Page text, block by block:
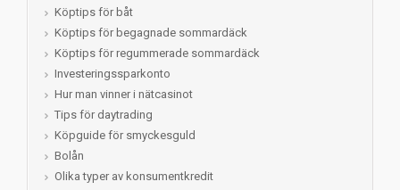
Köptips för båt
Köptips för begagnade sommardäck
Köptips för regummerade sommardäck
Investeringssparkonto
Hur man vinner i nätcasinot
Tips för daytrading
Köpguide för smyckesguld
Bolån
Olika typer av konsumentkredit